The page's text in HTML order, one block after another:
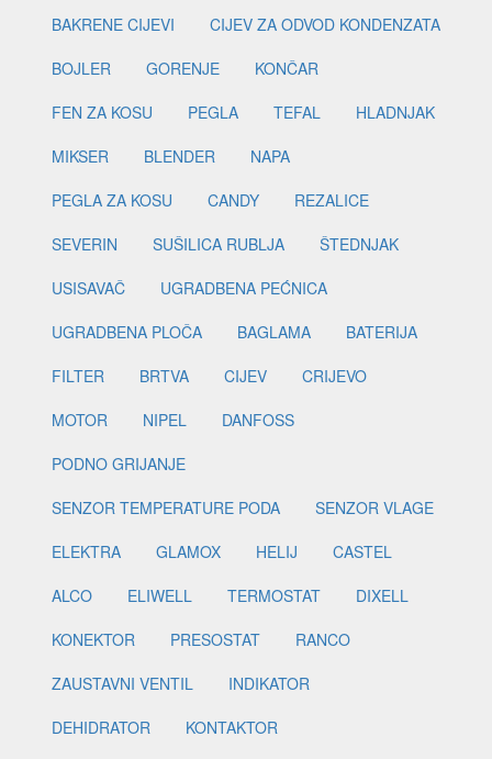
BAKRENE CIJEVI
CIJEV ZA ODVOD KONDENZATA
BOJLER
GORENJE
KONČAR
FEN ZA KOSU
PEGLA TEFAL
HLADNJAK
MIKSER
BLENDER
NAPA
PEGLA ZA KOSU
CANDY
REZALICE
SEVERIN
SUŠILICA RUBLJA
ŠTEDNJAK
USISAVAČ
UGRADBENA PEĆNICA
UGRADBENA PLOČA
BAGLAMA
BATERIJA
FILTER
BRTVA CIJEV
CRIJEVO
MOTOR
NIPEL
DANFOSS
PODNO GRIJANJE
SENZOR TEMPERATURE PODA
SENZOR VLAGE
ELEKTRA
GLAMOX HELIJ
CASTEL
ALCO
ELIWELL TERMOSTAT
DIXELL
KONEKTOR
PRESOSTAT
RANCO
ZAUSTAVNI VENTIL
INDIKATOR
DEHIDRATOR
KONTAKTOR